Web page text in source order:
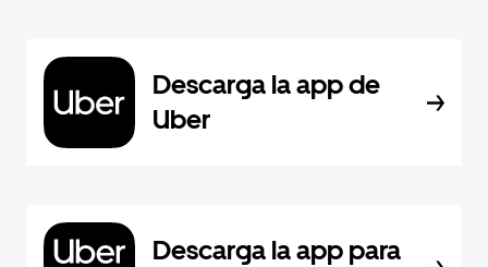
Descarga la app de
Uber
Descarga la app para